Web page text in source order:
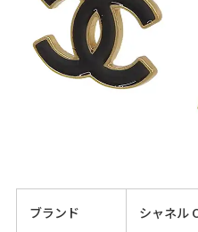
ブランド シャネル